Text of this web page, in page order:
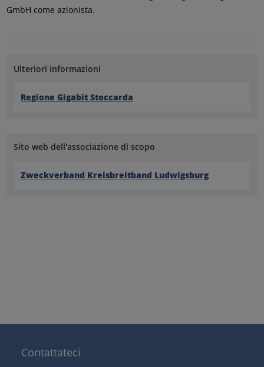
GmbH come azionista.
Ulteriori informazioni
Regione Gigabit Stoccarda
Sito web dell'associazione di scopo
Zweckverband Kreisbreitband Ludwigsburg
Contattateci